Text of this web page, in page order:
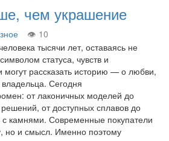
чем украшение
10
тысячи лет, оставаясь не
статуса, чувств и
могут рассказать историю — о любви,
Сегодня
от лаконичных моделей до
от доступных сплавов до
камнями. Современные покупатели
но и смысл. Именно поэтому